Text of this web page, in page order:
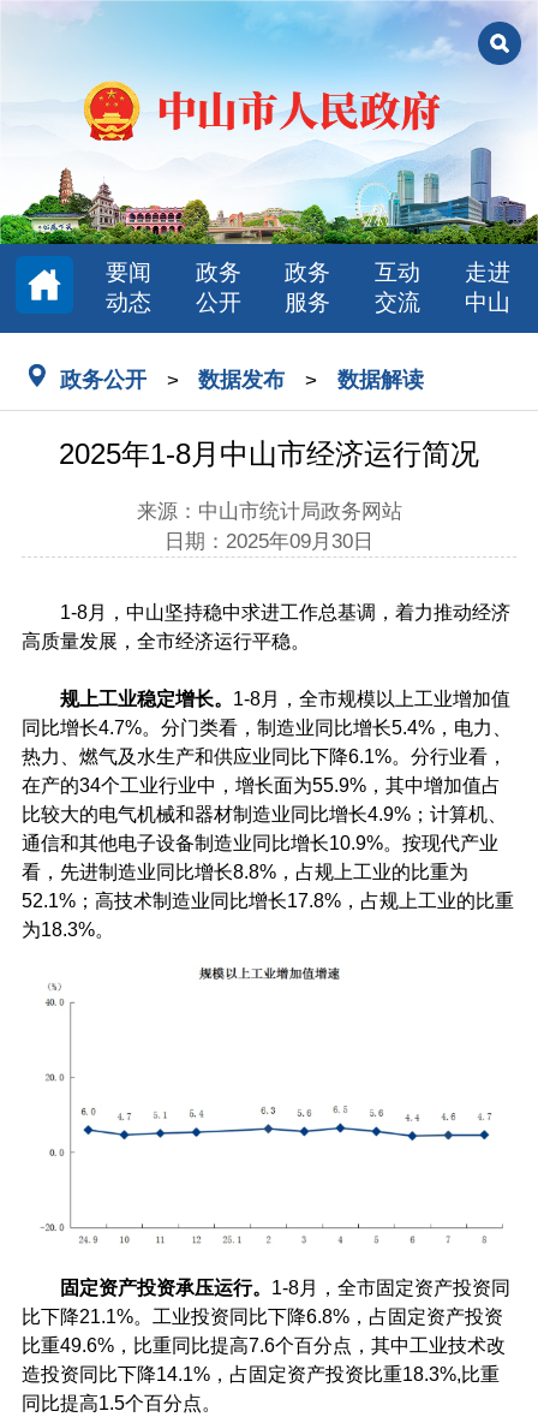
要闻
动态
政务
公开
政务
服务
互动
交流
走进
中山
政务公开 > 数据发布 > 数据解读
2025年1-8月中山市经济运行简况
来源：中山市统计局政务网站
日期：2025年09月30日
1-8月 ，中山坚持稳中求进工作总基调，着力推动经济
高质量发展，全市经济运行平稳。
规上工业稳定增长。 1-8月，全市规模以上工业增加值
同比增长4.7%。分门类看，制造业同比增长5.4%，电力、
热力、燃气及水生产和供应业同比下降6.1%。分行业看，
在产的34个工业行业中，增长面为55.9%，其中增加值占
比较大的电气机械和器材制造业同比增长4.9%；计算机、
通信和其他电子设备制造业同比增长10.9%。按现代产业
看，先进制造业同比增长8.8%，占规上工业的比重为
52.1%；高技术制造业同比增长17.8%，占规上工业的比重
为18.3%。
固定资产投资承压运行。 1-8月，全市固定资产投资同
比下降21.1%。工业投资同比下降6.8%，占固定资产投资
比重49.6%，比重同比提高7.6个百分点，其中工业技术改
造投资同比下降14.1%，占固定资产投资比重18.3%,比重
同比提高1.5个百分点。